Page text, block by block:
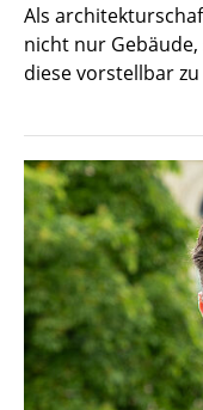
Als
nicht nur
diese vorstellbar